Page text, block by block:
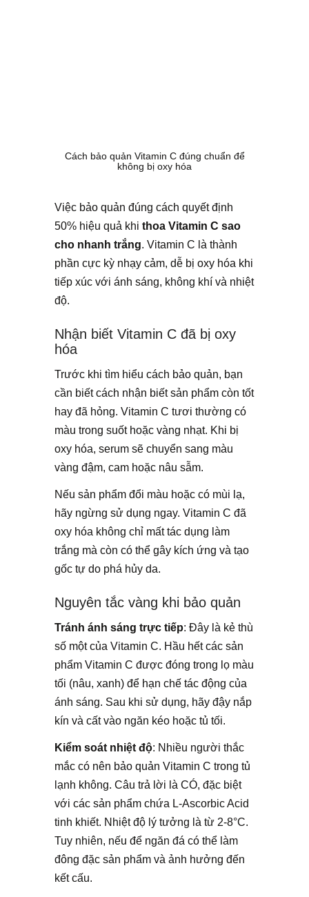
Cách bảo quản Vitamin C đúng chuẩn để
không bị oxy hóa
Việc bảo quản đúng cách quyết định
50% hiệu quả khi thoa Vitamin C sao
cho nhanh trắng. Vitamin C là thành
phần cực kỳ nhạy cảm, dễ bị oxy hóa khi
tiếp xúc với ánh sáng, không khí và nhiệt
độ.
Nhận biết Vitamin C đã bị oxy
hóa
Trước khi tìm hiểu cách bảo quản, bạn
cần biết cách nhận biết sản phẩm còn tốt
hay đã hỏng. Vitamin C tươi thường có
màu trong suốt hoặc vàng nhạt. Khi bị
oxy hóa, serum sẽ chuyển sang màu
vàng đậm, cam hoặc nâu sẫm.
Nếu sản phẩm đổi màu hoặc có mùi lạ,
hãy ngừng sử dụng ngay. Vitamin C đã
oxy hóa không chỉ mất tác dụng làm
trắng mà còn có thể gây kích ứng và tạo
gốc tự do phá hủy da.
Nguyên tắc vàng khi bảo quản
Tránh ánh sáng trực tiếp: Đây là kẻ thù
số một của Vitamin C. Hầu hết các sản
phẩm Vitamin C được đóng trong lọ màu
tối (nâu, xanh) để hạn chế tác động của
ánh sáng. Sau khi sử dụng, hãy đậy nắp
kín và cất vào ngăn kéo hoặc tủ tối.
Kiểm soát nhiệt độ: Nhiều người thắc
mắc có nên bảo quản Vitamin C trong tủ
lạnh không. Câu trả lời là CÓ, đặc biệt
với các sản phẩm chứa L-Ascorbic Acid
tinh khiết. Nhiệt độ lý tưởng là từ 2-8°C.
Tuy nhiên, nếu để ngăn đá có thể làm
đông đặc sản phẩm và ảnh hưởng đến
kết cấu.